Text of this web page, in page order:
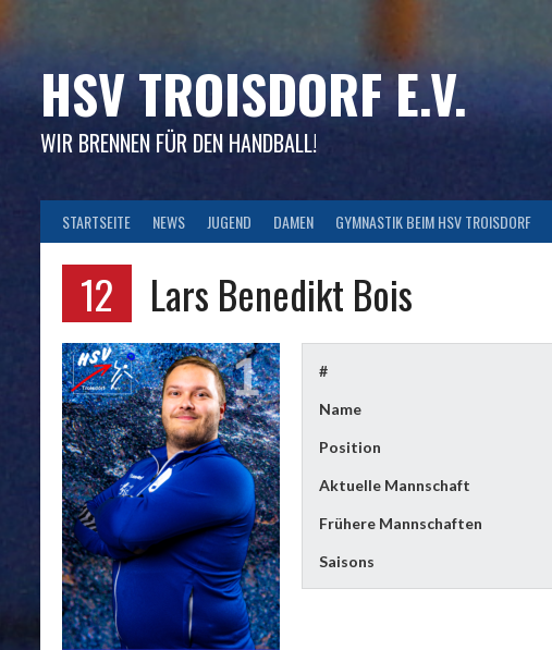
HSV TROISDORF E.V.
WIR BRENNEN FÜR DEN HANDBALL!
STARTSEITE NEWS JUGEND DAMEN GYMNASTIK BEIM HSV TROISDORF
12 Lars Benedikt Bois
#
Name
Position
Aktuelle Mannschaft
Frühere Mannschaften
Saisons